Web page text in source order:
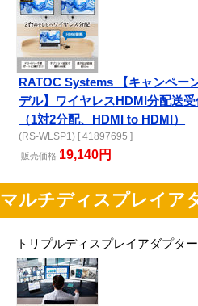
RATOC Systems 【キャンペー
デル】ワイヤレスHDMI分配送受
（1対2分配、HDMI to HDMI）
(RS-WLSP1) [ 41897695 ]
販売価格 19,140円
マルチディスプレイア
トリプルディスプレイアダプター